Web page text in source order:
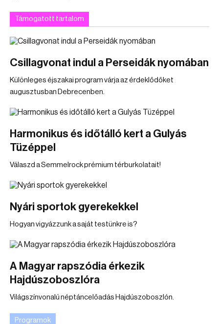
Támogatott tartalom
Csillagvonat indul a Perseidák nyomában
Különleges éjszakai program várja az érdeklődőket
augusztusban Debrecenben.
Harmonikus és időtálló kert a Gulyás
Tüzéppel
Válaszd a Semmelrock prémium térburkolatait!
Nyári sportok gyerekekkel
Hogyan vigyázzunk a saját testünkre is?
A Magyar rapszódia érkezik
Hajdúszoboszlóra
Világszínvonalú néptáncelőadás Hajdúszoboszlón.
Programok